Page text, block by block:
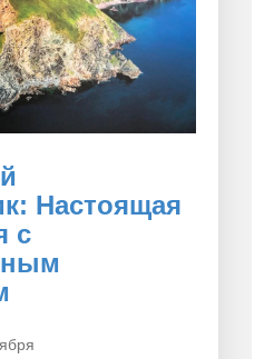
Настоящая
с